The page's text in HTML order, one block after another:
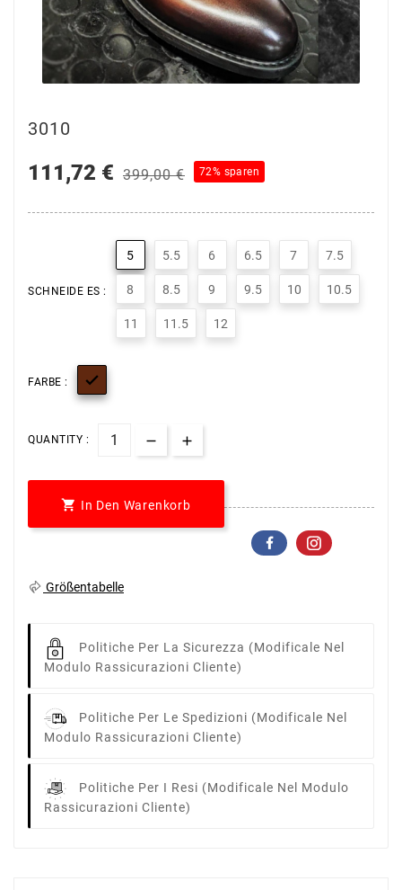
3010
111,72 € 399,00 € 72% sparen
SCHNEIDE ES :
5 5.5 6 6.5 7 7.5
8 8.5 9 9.5 10 10.5
11 11.5 12
FARBE : 
QUANTITY :
 In Den Warenkorb
Größentabelle
Politiche Per La Sicurezza (modificale Nel
Modulo Rassicurazioni Cliente)
Politiche Per Le Spedizioni (modificale Nel
Modulo Rassicurazioni Cliente)
Politiche Per I Resi (modificale Nel Modulo
Rassicurazioni Cliente)